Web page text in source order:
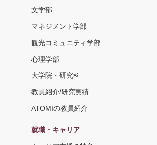
文学部
マネジメント学部
観光コミュニティ学部
心理学部
大学院・研究科
教員紹介/研究実績
ATOMIの教員紹介
就職・キャリア